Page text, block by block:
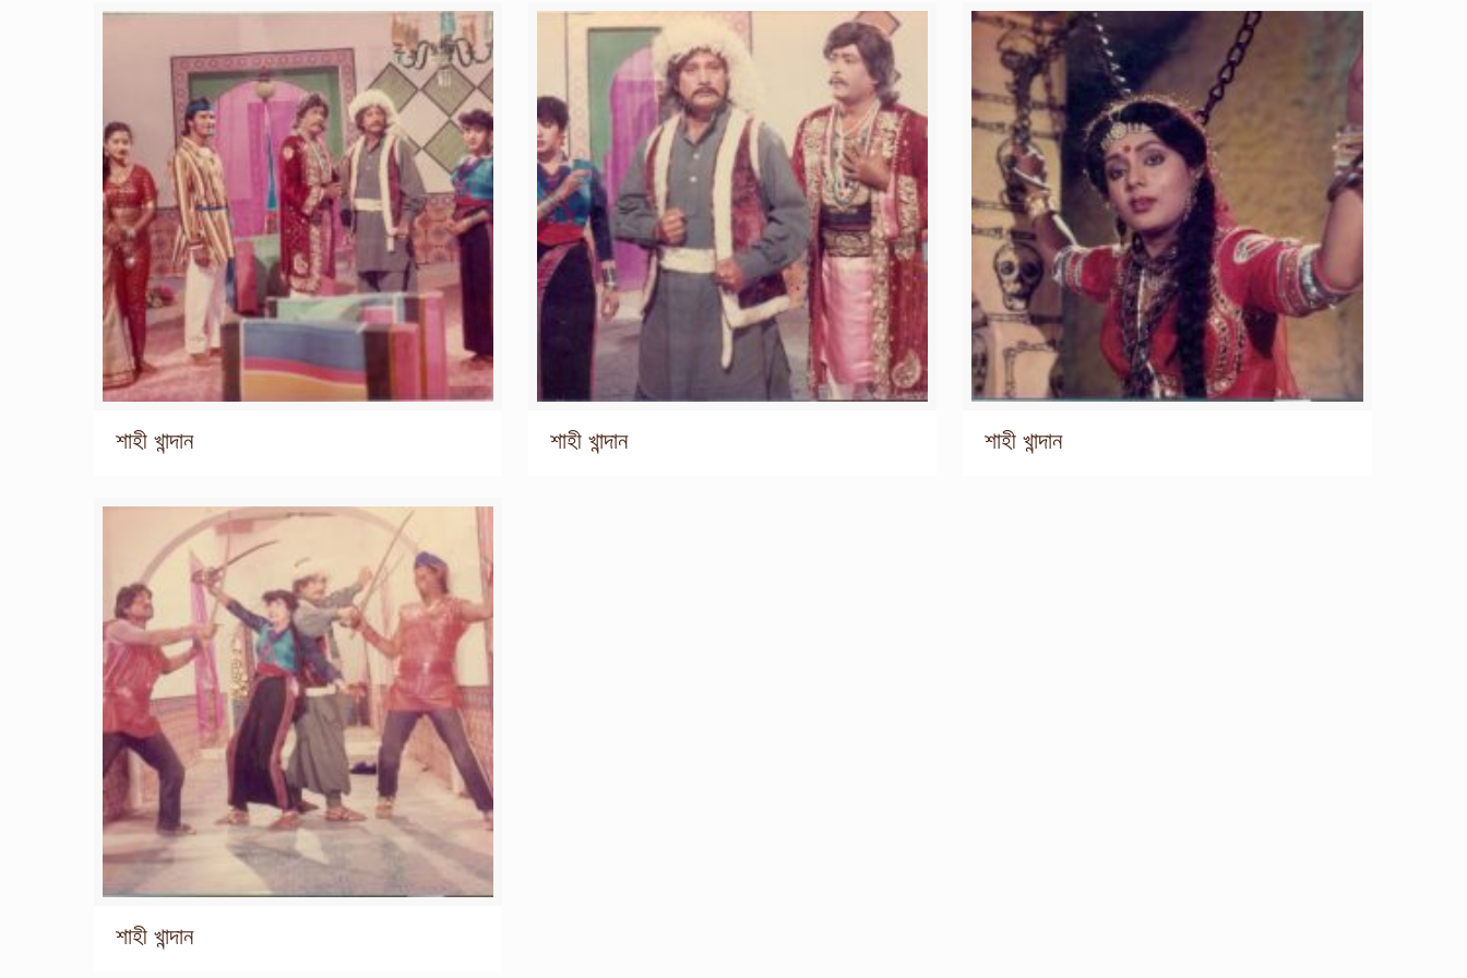
শাহী খান্দান শাহী খান্দান শাহী খান্দান
শাহী খান্দান